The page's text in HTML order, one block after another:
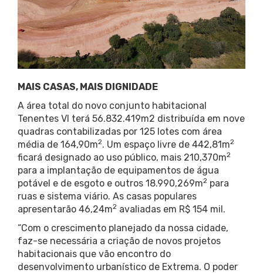
MAIS CASAS, MAIS DIGNIDADE
A área total do novo conjunto habitacional
Tenentes VI terá 56.832.419m2 distribuída em nove
quadras contabilizadas por 125 lotes com área
média de 164,90m2. Um espaço livre de 442,81m2
ficará designado ao uso público, mais 210,370m2
para a implantação de equipamentos de água
potável e de esgoto e outros 18.990,269m2 para
ruas e sistema viário. As casas populares
apresentarão 46,24m2 avaliadas em R$ 154 mil.
“Com o crescimento planejado da nossa cidade,
faz-se necessária a criação de novos projetos
habitacionais que vão encontro do
desenvolvimento urbanístico de Extrema. O poder